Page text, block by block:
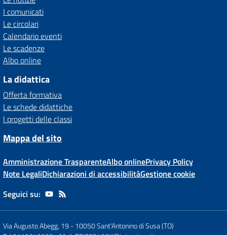
I comunicati
Le circolari
Calendario eventi
Le scadenze
Albo online
La didattica
Offerta formativa
Le schede didattiche
I progetti delle classi
Mappa del sito
Amministrazione TrasparenteAlbo onlinePrivacy Policy
Note LegaliDichiarazioni di accessibilitàGestione cookie
Seguici su:
Via Augusto Abegg, 19 -10050 Sant'Antonino di Susa (TO)